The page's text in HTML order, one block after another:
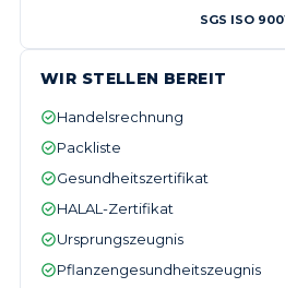
SGS ISO
WIR STELLEN BEREIT
Handelsrechnung
Packliste
Gesundheitszertifikat
HALAL-Zertifikat
Ursprungszeugnis
Pflanzengesundheitszeugnis